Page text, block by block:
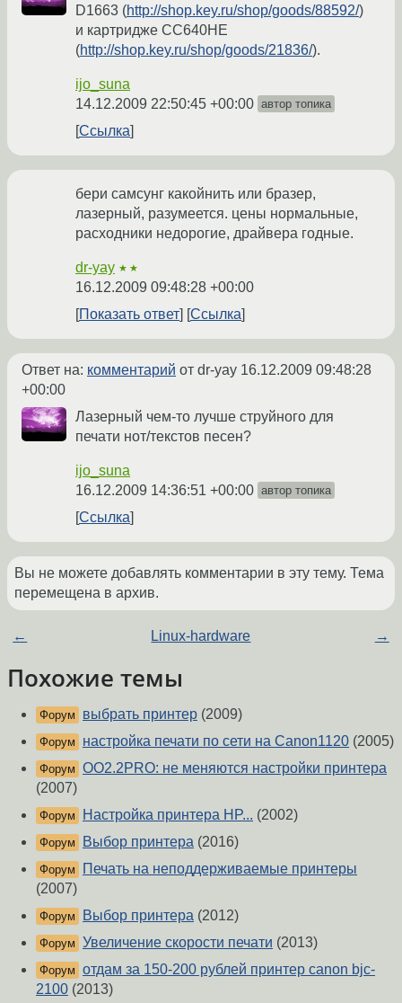
D1663 (http://shop.key.ru/shop/goods/88592/)
и картридже CC640HE
(http://shop.key.ru/shop/goods/21836/).
ijo_suna
14.12.2009 22:50:45 +00:00 автор топика
Ссылка
бери самсунг какойнить или бразер,
лазерный, разумеется. цены нормальные,
расходники недорогие, драйвера годные.
dr-yay ★★
16.12.2009 09:48:28 +00:00
Показать ответ
Ссылка
Ответ на: комментарий от dr-yay 16.12.2009 09:48:28
+00:00
Лазерный чем-то лучше струйного для
печати нот/текстов песен?
ijo_suna
16.12.2009 14:36:51 +00:00 автор топика
Ссылка
Вы не можете добавлять комментарии в эту тему. Тема
перемещена в архив.
← Linux-hardware →
Похожие темы
Форум выбрать принтер (2009)
Форум настройка печати по сети на Canon1120 (2005)
Форум OO2.2PRO: не меняются настройки принтера
(2007)
Форум Настройка принтера HP... (2002)
Форум Выбор принтера (2016)
Форум
Печать на неподдерживаемые принтеры
(2007)
Форум Выбор принтера (2012)
Форум Увеличение скорости печати (2013)
Форум отдам за 150-200 рублей принтер canon bjc-
2100 (2013)